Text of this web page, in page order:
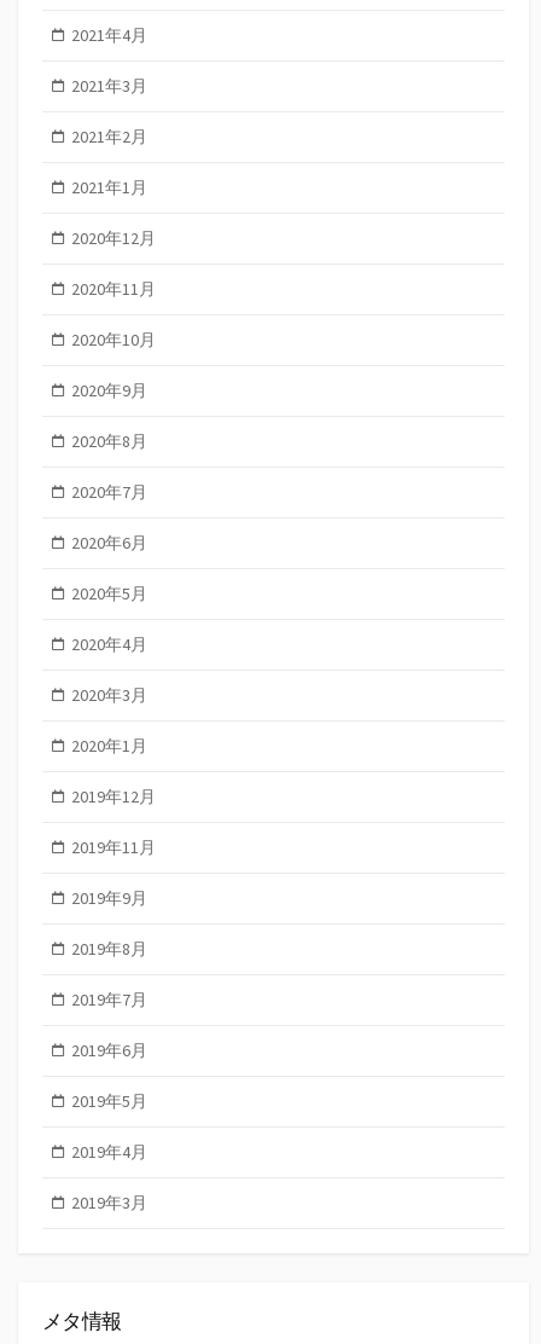
2021年4月
2021年3月
2021年2月
2021年1月
2020年12月
2020年11月
2020年10月
2020年9月
2020年8月
2020年7月
2020年6月
2020年5月
2020年4月
2020年3月
2020年1月
2019年12月
2019年11月
2019年9月
2019年8月
2019年7月
2019年6月
2019年5月
2019年4月
2019年3月
メタ情報